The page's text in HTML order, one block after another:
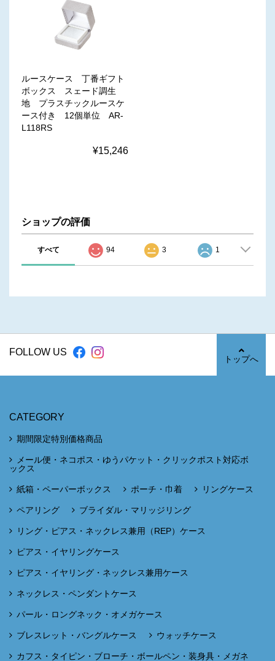
ルースケース 丁番ギフト
ボックス スェード調生
地 プラスチックルースケ
ース付き 12個単位 AR-
L118RS
¥15,246
ショップの評価
すべて 94 3 1
FOLLOW US
トップへ
CATEGORY
期間限定特別価格商品
メール便・ネコポス・ゆうパケット・クリックポスト対応ボ
ックス
紙箱・ペーパーボックス ポーチ・巾着 リングケース
ペアリング ブライダル・マリッジリング
リング・ピアス・ネックレス兼用（REP）ケース
ピアス・イヤリングケース
ピアス・イヤリング・ネックレス兼用ケース
ネックレス・ペンダントケース
パール・ロングネック・オメガケース
ブレスレット・バングルケース ウォッチケース
カフス・タイピン・ブローチ・ボールペン・装身具・メガネ